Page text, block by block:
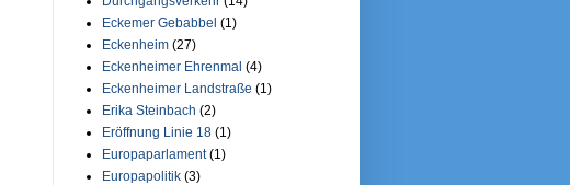
Eckemer Gebabbel (1)
Eckenheim (27)
Eckenheimer Ehrenmal (4)
Eckenheimer Landstraße (1)
Erika Steinbach (2)
Eröffnung Linie 18 (1)
Europaparlament (1)
Europapolitik (3)